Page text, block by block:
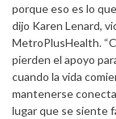
porque eso es lo
dijo Karen Lenard,
MetroPlusHealth.
pierden el apoyo
cuando la vida
mantenerse
lugar que se siente